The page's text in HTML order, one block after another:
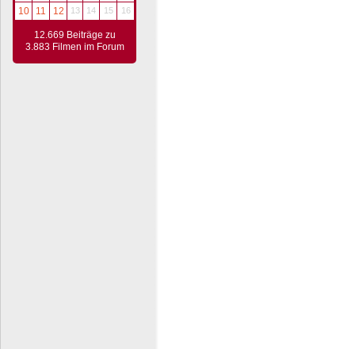
10
11 12 13 14 15 16
12.669 Beiträge zu
3.883 Filmen im Forum